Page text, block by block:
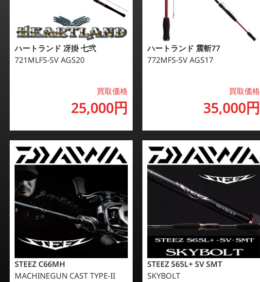
ハートランド 冴掛 七弐
721MLFS-SV AGS20
買取価格
25,000円
ハートランド 震斬77
772MFS-SV AGS17
買取価格
35,000円
STEEZ C66MH
MACHINEGUN CAST TYPE-II
STEEZ S65L+ SV SMT
SKYBOLT